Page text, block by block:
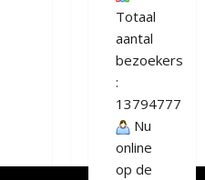
Totaal
aantal
bezoekers
:
13794777
Nu
online
op de